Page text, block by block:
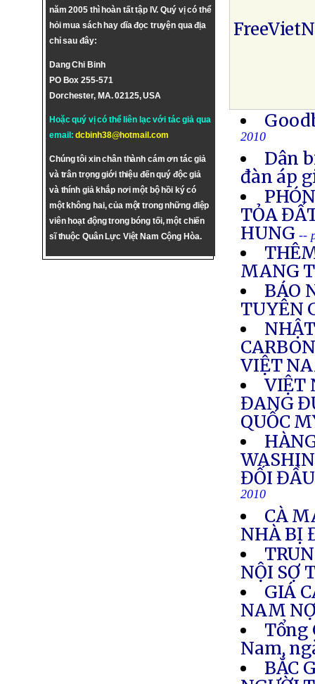
năm 2005 thì hoàn tất tập IV. Quý vị có thể
hỏi mua sách hay dĩa đọc truyện qua địa
chỉ sau đây:
Dang Chi Binh
PO Box 255-571
Dorchester, MA. 02125, USA
Hoặc quý vị có thể liên lạc với tác giả qua
email:dcbinh38@hotmail.com
Chúng tôi xin chân thành cám ơn tác giả
và trân trọng giới thiệu đến quý độc giả
và thính giả khắp nơi một bộ hồi ký có
một không hai, của một trong những điệp
viên hoạt động trong bóng tối, một chiến
sĩ thuộc Quân Lực Việt Nam Cộng Hòa.
2010
Dân
đàn áp
TỎA
HUNG --
MANG
BÁO
TUYÊN
VIỆT
VIỆT
ĐANG
QUỐC
ĐỐI
2010
CÀ
NHÀ BỊ
NỘI SỢ
GIÁ
NAM
Tổng
Nam,
BẮC